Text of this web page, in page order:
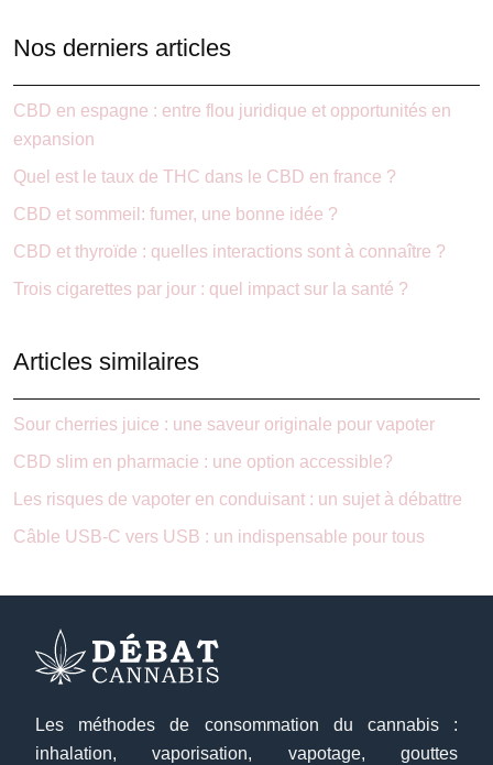
Nos derniers articles
CBD en espagne : entre flou juridique et opportunités en
expansion
Quel est le taux de THC dans le CBD en france ?
CBD et sommeil: fumer, une bonne idée ?
CBD et thyroïde : quelles interactions sont à connaître ?
Trois cigarettes par jour : quel impact sur la santé ?
Articles similaires
Sour cherries juice : une saveur originale pour vapoter
CBD slim en pharmacie : une option accessible?
Les risques de vapoter en conduisant : un sujet à débattre
Câble USB-C vers USB : un indispensable pour tous
Les méthodes de consommation du cannabis :
inhalation, vaporisation, vapotage, gouttes